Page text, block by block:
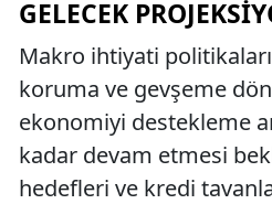
GELECEK
Makro ihtiyati
koruma ve gevşeme
ekonomiyi destekleme
kadar devam etmesi
hedefleri ve kredi